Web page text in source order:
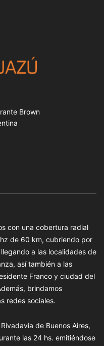
Brown
con una cobertura radial
de 60 km, cubriendo por
a las localidades de
así también a las
Franco y ciudad del
brindamos
redes sociales.
de Buenos Aires,
las 24 hs. emitiéndose